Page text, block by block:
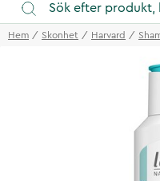
Hem Skonhet Harvard